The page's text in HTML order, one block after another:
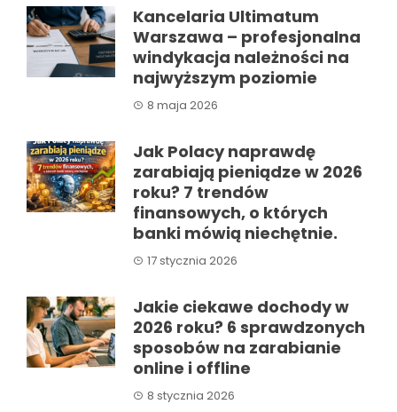
Kancelaria Ultimatum
Warszawa – profesjonalna
windykacja należności na
najwyższym poziomie
8 maja 2026
Jak Polacy naprawdę
zarabiają pieniądze w 2026
roku? 7 trendów
finansowych, o których
banki mówią niechętnie.
17 stycznia 2026
Jakie ciekawe dochody w
2026 roku? 6 sprawdzonych
sposobów na zarabianie
online i offline
8 stycznia 2026